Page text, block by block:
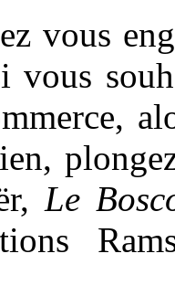
vous
vous
Le